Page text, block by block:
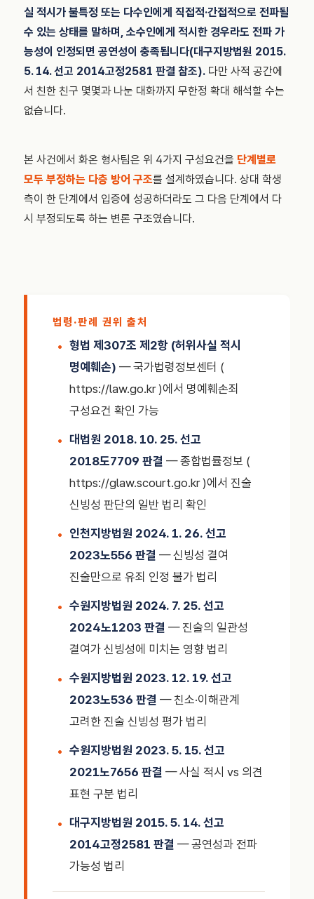
실 적시가 불특정 또는 다수인에게 직접적·간접적으로 전파될
수 있는 상태를 말하며, 소수인에게 적시한 경우라도 전파 가
능성이 인정되면 공연성이 충족됩니다(대구지방법원 2015.
5. 14. 선고 2014고정2581 판결 참조). 다만 사적 공간에
서 친한 친구 몇몇과 나눈 대화까지 무한정 확대 해석할 수는
없습니다.
본 사건에서 화온 형사팀은 위 4가지 구성요건을 단계별로
모두 부정하는 다층 방어 구조를 설계하였습니다. 상대 학생
측이 한 단계에서 입증에 성공하더라도 그 다음 단계에서 다
시 부정되도록 하는 변론 구조였습니다.
법령·판례 권위 출처
형법 제307조 제2항 (허위사실 적시
명예훼손) — 국가법령정보센터 (
https://law.go.kr )에서 명예훼손죄
구성요건 확인 가능
대법원 2018. 10. 25. 선고
2018도7709 판결 — 종합법률정보 (
https://glaw.scourt.go.kr )에서 진술
신빙성 판단의 일반 법리 확인
인천지방법원 2024. 1. 26. 선고
2023노556 판결 — 신빙성 결여
진술만으로 유죄 인정 불가 법리
수원지방법원 2024. 7. 25. 선고
2024노1203 판결 — 진술의 일관성
결여가 신빙성에 미치는 영향 법리
수원지방법원 2023. 12. 19. 선고
2023노536 판결 — 친소·이해관계
고려한 진술 신빙성 평가 법리
수원지방법원 2023. 5. 15. 선고
2021노7656 판결 — 사실 적시 vs 의견
표현 구분 법리
대구지방법원 2015. 5. 14. 선고
2014고정2581 판결 — 공연성과 전파
가능성 법리